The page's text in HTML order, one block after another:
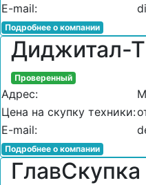
E-mail:
Подробнее о компании
Диджитал-
Проверенный
Адрес:
Цена на скупку техники:
E-mail:
Подробнее о компании
ГлавСкупка